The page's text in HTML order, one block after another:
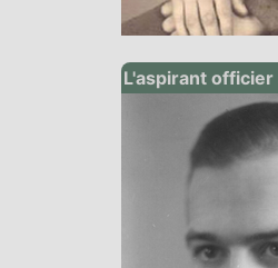
L'aspirant officier